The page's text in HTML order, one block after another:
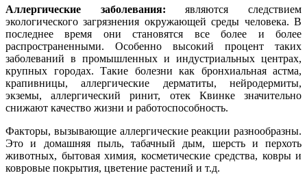
Аллергические заболевания: являются следствием
экологического загрязнения окружающей среды человека. В
последнее время они становятся все более и более
распространенными. Особенно высокий процент таких
заболеваний в промышленных и индустриальных центрах,
крупных городах. Такие болезни как бронхиальная астма,
крапивницы, аллергические дерматиты, нейродермиты,
экземы, аллергический ринит, отек Квинке значительно
снижают качество жизни и работоспособность.
Факторы, вызывающие аллергические реакции разнообразны.
Это и домашняя пыль, табачный дым, шерсть и перхоть
животных, бытовая химия, косметические средства, ковры и
ковровые покрытия, цветение растений и т.д.